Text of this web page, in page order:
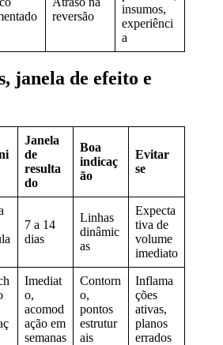
reversão
insumos,
experiênci
a
janela de efeito e
Janela
de
resulta
do
Boa
indicaç
ão
Evitar
se
7 a 14
dias
Linhas
dinâmic
as
Expecta
tiva de
volume
imediato
Imediat
o,
acomod
ação em
semanas
Contorn
o,
pontos
estrutur
ais
Inflama
ções
ativas,
planos
errados